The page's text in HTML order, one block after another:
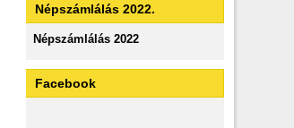
Népszámlálás 2022.
Népszámlálás 2022
Facebook